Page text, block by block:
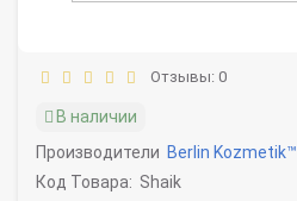
Отзывы: 0
В наличии
Производители Berlin Kozmetik™
Код Товара: Shaik